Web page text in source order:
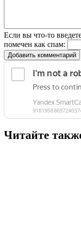
Если вы что-то
помечен как спам:
Добавить комментарий
Читайте